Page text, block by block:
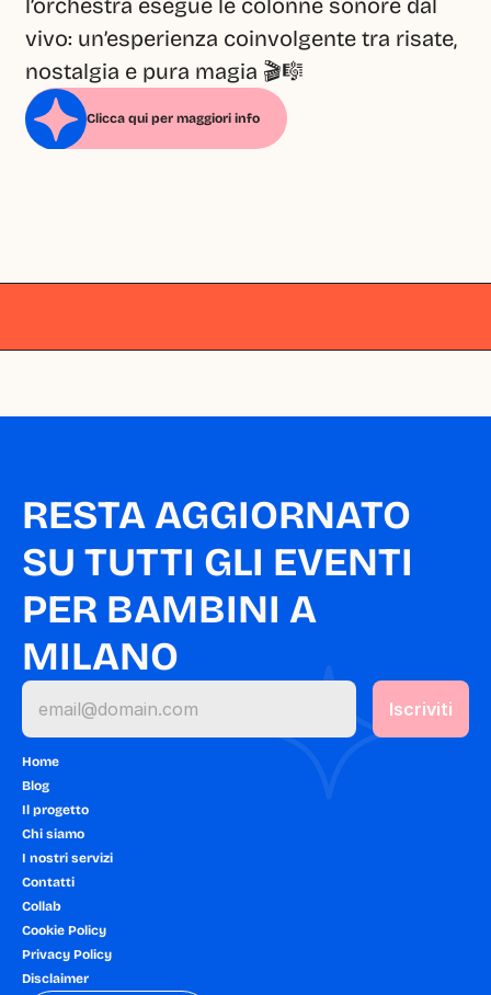
l’orchestra esegue le colonne sonore dal
vivo: un’esperienza coinvolgente tra risate,
nostalgia e pura magia 🎬🎼
Clicca qui per maggiori info
RESTA AGGIORNATO
SU TUTTI GLI EVENTI
PER BAMBINI A
MILANO
Home
Blog
Il progetto
Chi siamo
I nostri servizi
Contatti
Collab
Cookie Policy
Privacy Policy
Disclaimer